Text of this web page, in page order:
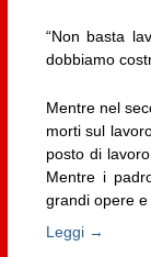
“Non basta
dobbiamo
Mentre nel
morti sul
posto di
Mentre i
grandi opere e
Leggi →